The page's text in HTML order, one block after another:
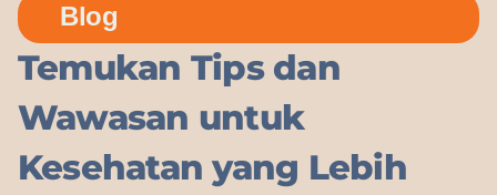
Blog
Temukan Tips dan
Wawasan untuk
Kesehatan yang Lebih